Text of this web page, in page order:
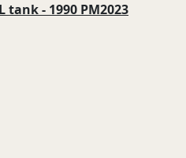
tank - 1990 PM2023